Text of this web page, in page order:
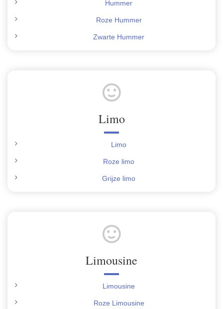
Hummer
Roze Hummer
Zwarte Hummer
Limo
Limo
Roze limo
Grijze limo
Limousine
Limousine
Roze Limousine